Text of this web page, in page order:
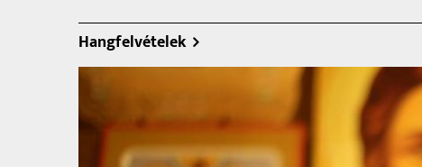
Hangfelvételek